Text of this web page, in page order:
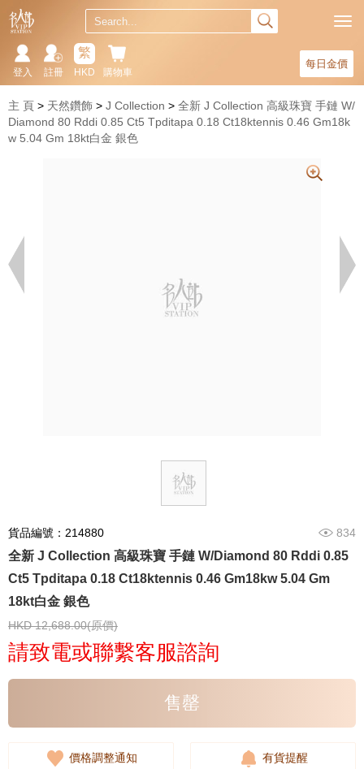
每日金價
購物車
繁
HKD
註冊
登入
主 頁 天然鑽飾 J Collection
全新 J Collection 高級珠寶 手鏈 W/
Diamond 80 Rddi 0.85 Ct5 Tpditapa 0.18 Ct18ktennis 0.46 Gm18k
w 5.04 Gm 18kt白金 銀色
貨品編號：214880 834
全新 J Collection 高級珠寶 手鏈 W/Diamond 80 Rddi 0.85
Ct5 Tpditapa 0.18 Ct18ktennis 0.46 Gm18kw 5.04 Gm
18kt白金 銀色
HKD 12,688.00(原價)
請致電或聯繫客服諮詢
售罄
價格調整通知 有貨提醒